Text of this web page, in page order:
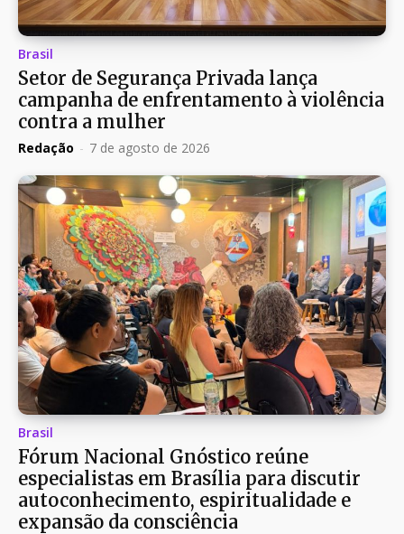
Brasil
Setor de Segurança Privada lança
campanha de enfrentamento à violência
contra a mulher
Redação - 7 de agosto de 2026
Brasil
Fórum Nacional Gnóstico reúne
especialistas em Brasília para discutir
autoconhecimento, espiritualidade e
expansão da consciência